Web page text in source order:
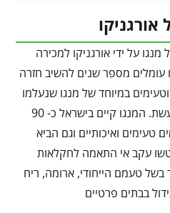
אורגניקו
על ידי אורגניקו למכירה
עומלים מספר שנים להשיב חזרה
וטעימים במיוחד של מנגו שנעלמו
מן הגינות ומן החקלאות המתועשת. המנגו קיים בישראל כ- 90
טעימים ואיכותיים וגם הביא
עקב אי התאמה לחקלאות
טעמם הייחודי, ארומה, ריח
בבתים פרטיים